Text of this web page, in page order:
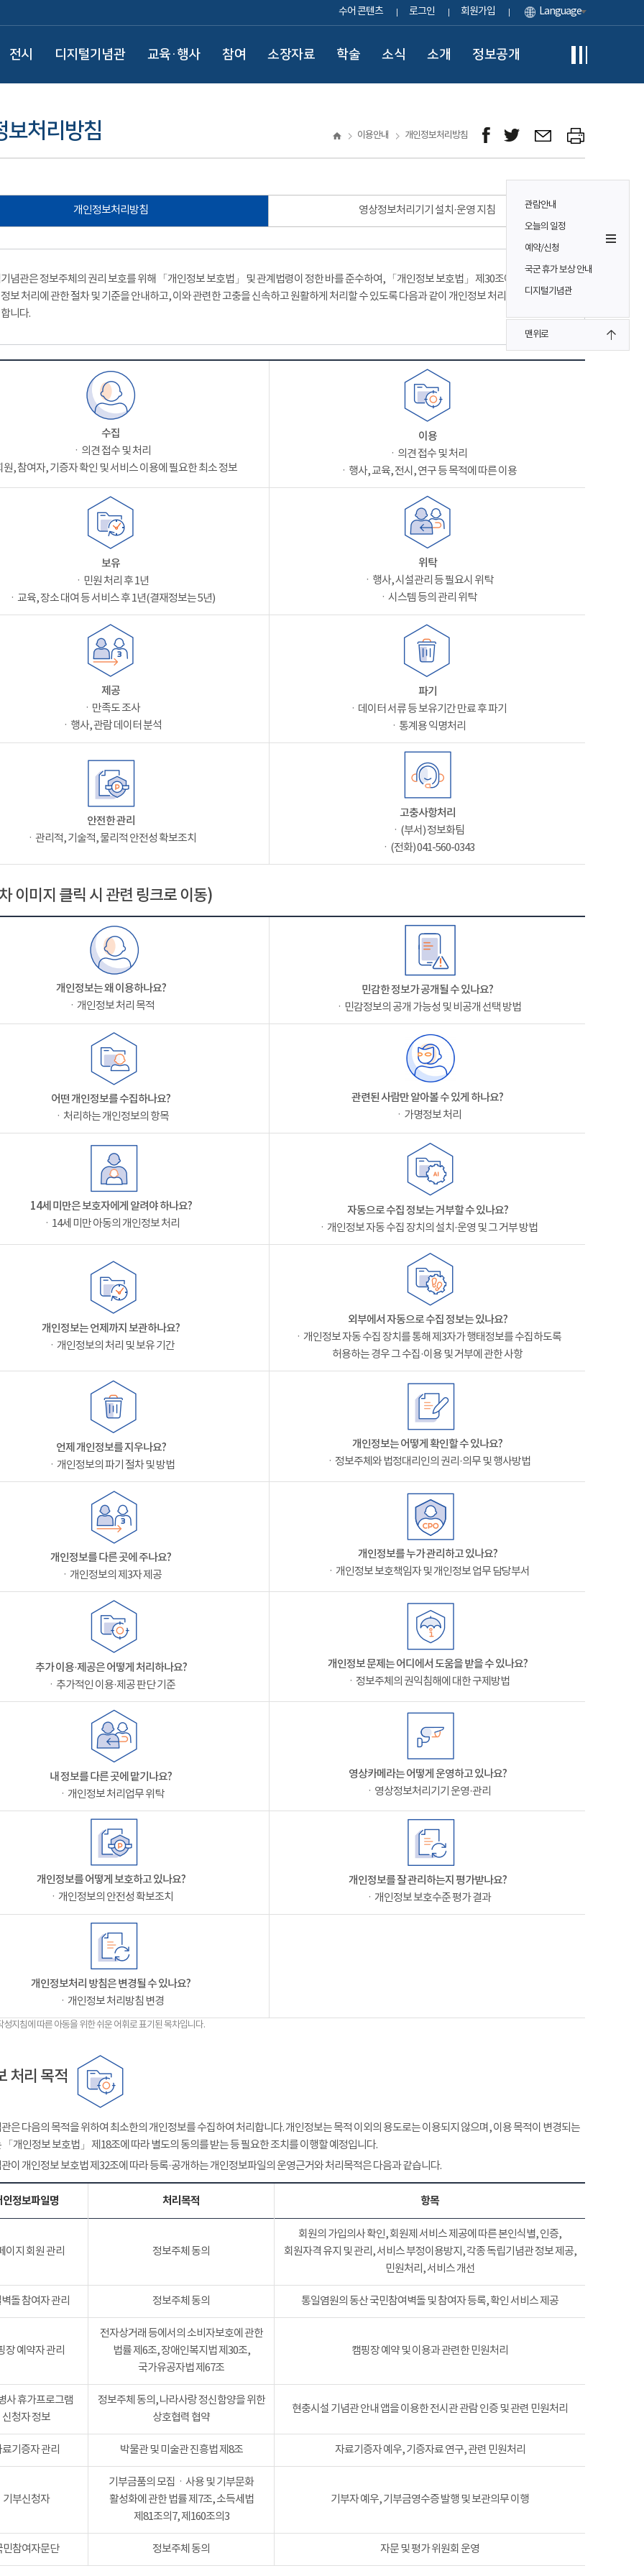
수어 콘텐츠 로그인 회원가입 Language
전시 디지털기념관 교육·행사 참여 소장자료 학술 소식 소개 정보공개
관람안내
오늘의 일정
예약/신청
국군 휴가 보상 안내
디지털기념관
맨위로
보처리방침 이용안내 개인정보처리방침
개인정보처리방침 영상정보처리기기 설치·운영 지침
념관은 정보주체의 권리 보호를 위해 「개인정보 보호법」 및 관계법령이 정한 바를 준수하여, 「개인정보 보호법」 제30조에 따라
보 처리에 관한 절차 및 기준을 안내하고, 이와 관련한 고충을 신속하고 원활하게 처리할 수 있도록 다음과 같이 개인정보 처리방침을
니다.
수집
ㆍ의견 접수 및 처리
원, 참여자, 기증자 확인 및 서비스 이용에 필요한 최소 정보
이용
ㆍ의견 접수 및 처리
ㆍ행사, 교육, 전시, 연구 등 목적에 따른 이용
보유
ㆍ민원 처리 후 1년
ㆍ교육, 장소 대여 등 서비스 후 1년(결재정보는 5년)
위탁
ㆍ행사, 시설관리 등 필요시 위탁
ㆍ시스템 등의 관리 위탁
제공
ㆍ만족도 조사
ㆍ행사, 관람 데이터 분석
파기
ㆍ데이터 서류 등 보유기간 만료 후 파기
ㆍ통계용 익명처리
안전한 관리
ㆍ관리적, 기술적, 물리적 안전성 확보조치
고충사항처리
ㆍ(부서) 정보화팀
ㆍ(전화) 041-560-0343
이미지 클릭 시 관련 링크로 이동)
개인정보는 왜 이용하나요?
ㆍ개인정보 처리 목적
민감한 정보가 공개될 수 있나요?
ㆍ민감정보의 공개 가능성 및 비공개 선택 방법
어떤 개인정보를 수집하나요?
ㆍ처리하는 개인정보의 항목
관련된 사람만 알아볼 수 있게 하나요?
ㆍ가명정보 처리
14세 미만은 보호자에게 알려야 하나요?
ㆍ14세 미만 아동의 개인정보 처리
자동으로 수집 정보는 거부할 수 있나요?
ㆍ개인정보 자동 수집 장치의 설치·운영 및 그 거부 방법
개인정보는 언제까지 보관하나요?
ㆍ개인정보의 처리 및 보유 기간
외부에서 자동으로 수집 정보는 있나요?
ㆍ개인정보 자동 수집 장치를 통해 제3자가 행태정보를 수집하도록
허용하는 경우 그 수집·이용 및 거부에 관한 사항
언제 개인정보를 지우나요?
ㆍ개인정보의 파기 절차 및 방법
개인정보는 어떻게 확인할 수 있나요?
ㆍ정보주체와 법정대리인의 권리·의무 및 행사방법
개인정보를 다른 곳에 주나요?
ㆍ개인정보의 제3자 제공
개인정보를 누가 관리하고 있나요?
ㆍ개인정보 보호책임자 및 개인정보 업무 담당부서
추가 이용·제공은 어떻게 처리하나요?
ㆍ추가적인 이용·제공 판단 기준
개인정보 문제는 어디에서 도움을 받을 수 있나요?
ㆍ정보주체의 권익침해에 대한 구제방법
내 정보를 다른 곳에 맡기나요?
ㆍ개인정보 처리업무 위탁
영상카메라는 어떻게 운영하고 있나요?
ㆍ영상정보처리기기 운영·관리
개인정보를 어떻게 보호하고 있나요?
ㆍ개인정보의 안전성 확보조치
개인정보를 잘 관리하는지 평가받나요?
ㆍ개인정보 보호수준 평가 결과
개인정보처리 방침은 변경될 수 있나요?
ㆍ개인정보 처리방침 변경
지침에 따른 아동을 위한 쉬운 어휘로 표기된 목차입니다.
처리 목적
은 다음의 목적을 위하여 최소한의 개인정보를 수집하여 처리합니다. 개인정보는 목적 이외의 용도로는 이용되지 않으며, 이용 목적이 변경되는
「개인정보 보호법」 제18조에 따라 별도의 동의를 받는 등 필요한 조치를 이행할 예정입니다.
이 개인정보 보호법 제32조에 따라 등록·공개하는 개인정보파일의 운영근거와 처리목적은 다음과 같습니다.
인정보파일명 처리목적 항목
이지 회원 관리 정보주체 동의
회원의 가입의사 확인, 회원제 서비스 제공에 따른 본인식별, 인증,
회원자격 유지 및 관리, 서비스 부정이용방지, 각종 독립기념관 정보 제공,
민원처리, 서비스 개선
돌 참여자 관리 정보주체 동의 통일염원의 동산 국민참여벽돌 및 참여자 등록, 확인 서비스 제공
장 예약자 관리
전자상거래 등에서의 소비자보호에 관한
법률 제6조, 장애인복지법 제30조,
국가유공자법 제67조
캠핑장 예약 및 이용과 관련한 민원처리
사 휴가프로그램
신청자 정보
정보주체 동의, 나라사랑 정신함양을 위한
상호협력 협약
현충시설 기념관 안내 앱을 이용한 전시관 관람 인증 및 관련 민원처리
기증자 관리 박물관 및 미술관 진흥법 제8조 자료기증자 예우, 기증자료 연구, 관련 민원처리
기부신청자
기부금품의 모집ㆍ사용 및 기부문화
활성화에 관한 법률 제7조, 소득세법
제81조의7, 제160조의3
기부자 예우, 기부금영수증 발행 및 보관의무 이행
민참여자문단 정보주체 동의 자문 및 평가 위원회 운영